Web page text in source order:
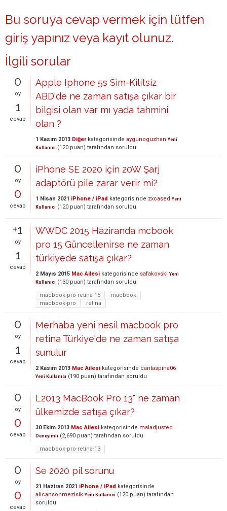
Bu soruya cevap vermek için lütfen
giriş yapınız veya kayıt olunuz.
İlgili sorular
0
oy
1
cevap
Apple Iphone 5s Sim-Kilitsiz
ABD'de ne zaman satışa çıkar bir
bilgisi olan var mı yada tahmini
olan ?
1 Kasım 2013 Diğerkategorisinde aygunoguzhan Yeni
Kullanıcı (120 puan) tarafından soruldu
0
oy
0
cevap
iPhone SE 2020 için 20W Şarj
adaptörü pile zarar verir mi?
1 Nisan 2021 iPhone / iPad kategorisinde zxcased Yeni
Kullanıcı (120 puan) tarafından soruldu
+1
oy
1
cevap
WWDC 2015 Haziranda mcbook
pro 15 Güncellenirse ne zaman
türkiyede satışa çıkar?
2 Mayıs 2015 Mac Ailesi kategorisinde safakovski Yeni
Kullanıcı (130 puan) tarafından soruldu
macbook-pro-retina-15
macbook
macbook-pro
retina
0
oy
1
cevap
Merhaba yeni nesil macbook pro
retina Türkiye'de ne zaman satışa
sunulur
2 Kasım 2013 Mac Ailesi kategorisinde cantaspina06
Yeni Kullanıcı (190 puan) tarafından soruldu
0
oy
0
cevap
L2013 MacBook Pro 13" ne zaman
ülkemizde satışa çıkar?
30 Ekim 2013 Mac Ailesi kategorisinde maladjusted
Deneyimli (2,690 puan) tarafından soruldu
macbook-pro-retina-13
0
oy
0
cevap
Se 2020 pil sorunu
21 Haziran 2021 iPhone / iPad kategorisinde
alicansonmezisik Yeni Kullanıcı (120 puan) tarafından
soruldu